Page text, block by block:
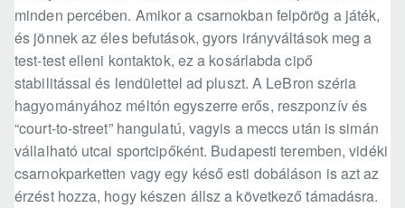
minden percében. Amikor a csarnokban felpörög a játék,
és jönnek az éles befutások, gyors irányváltások meg a
test-test elleni kontaktok, ez a kosárlabda cipő
stabilitással és lendülettel ad pluszt. A LeBron széria
hagyományához méltón egyszerre erős, reszponzív és
“court-to-street” hangulatú, vagyis a meccs után is simán
vállalható utcai sportcipőként. Budapesti teremben, vidéki
csarnokparketten vagy egy késő esti dobáláson is azt az
érzést hozza, hogy készen állsz a következő támadásra.